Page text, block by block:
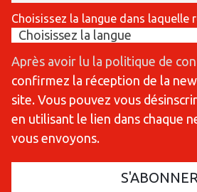
Choisissez la langue dans laquelle
Après avoir lu la politique de
confirmez la réception de la
site. Vous pouvez vous
en utilisant le lien dans chaque
vous envoyons.